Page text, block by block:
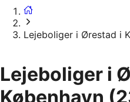
Lejeboliger i Ørestad i
Lejeboliger i
København